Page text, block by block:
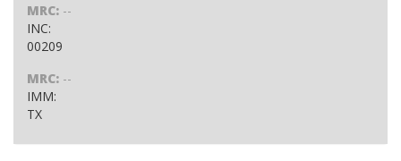
MRC: --
INC:
00209
MRC: --
IMM:
TX